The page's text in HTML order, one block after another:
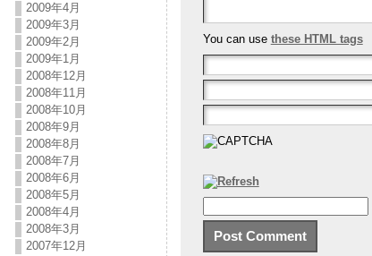
2009年4月
2009年3月
2009年2月
2009年1月
2008年12月
2008年11月
2008年10月
2008年9月
2008年8月
2008年7月
2008年6月
2008年5月
2008年4月
2008年3月
2007年12月
You can use these HTML tags